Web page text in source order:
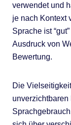
verwendet und
je nach Kontext
Sprache ist
Ausdruck von
Bewertung.
Die